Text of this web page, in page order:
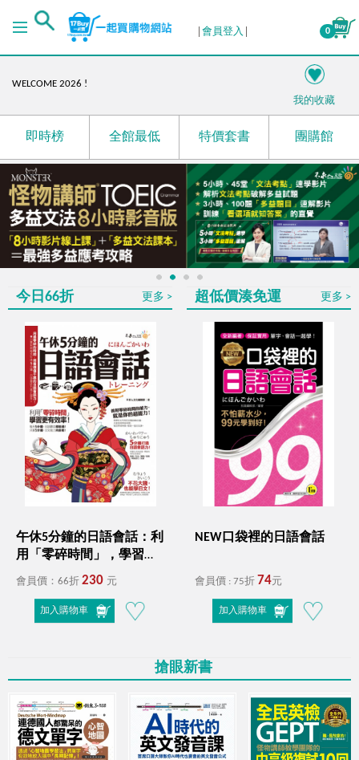
會員登入 0
I'm your best choice!
語你相遇，未來複利!
WELCOME 2026 !
攻略！
母親節限定！愛在心頭，創造感動時光！
RUN UP! 掌握商務英文和多益，提升職場OUTPUT競爭
力!
國際書展展後加碼！
最低69折起，多買多優惠
11月超殺優惠！日韓外語樣樣行
學習檢定全攻略！
11月超殺優惠！從英文新手到高手
全年零、全方位能力突破！
４月份自學書展活動－語你相遇，未來複利！
I'm your best choice!
語你相遇，未來複利!
WELCOME 2026 !
RUN UP! 掌握商務英文和多益，提升職場OUTPUT競爭
最低69折起，多買多優惠
11月超殺優惠！日韓外語樣樣行
我的收藏
即時榜 全館最低 特價套書 團購館
1 4
今日66折 更多
午休5分鐘的日語會話：利
用「零碎時間」，學習更
有效率！（免費附贈虛擬
會員價：66折 230 元
加入購物車
超低價湊免運 更多
NEW口袋裡的日語會話
會員價 : 75折 74元
加入購物車
搶眼新書